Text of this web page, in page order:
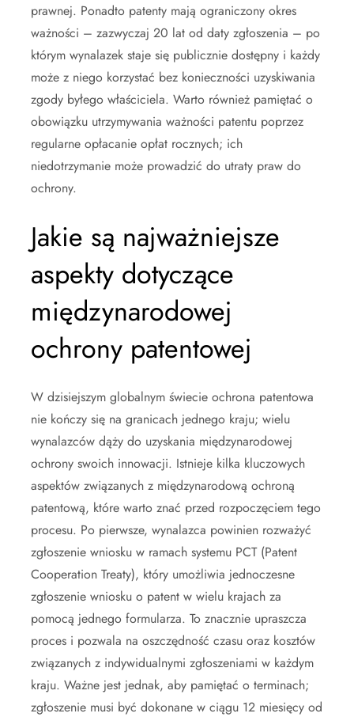
prawnej. Ponadto patenty mają ograniczony okres
ważności – zazwyczaj 20 lat od daty zgłoszenia – po
którym wynalazek staje się publicznie dostępny i każdy
może z niego korzystać bez konieczności uzyskiwania
zgody byłego właściciela. Warto również pamiętać o
obowiązku utrzymywania ważności patentu poprzez
regularne opłacanie opłat rocznych; ich
niedotrzymanie może prowadzić do utraty praw do
ochrony.
Jakie są najważniejsze
aspekty dotyczące
międzynarodowej
ochrony patentowej
W dzisiejszym globalnym świecie ochrona patentowa
nie kończy się na granicach jednego kraju; wielu
wynalazców dąży do uzyskania międzynarodowej
ochrony swoich innowacji. Istnieje kilka kluczowych
aspektów związanych z międzynarodową ochroną
patentową, które warto znać przed rozpoczęciem tego
procesu. Po pierwsze, wynalazca powinien rozważyć
zgłoszenie wniosku w ramach systemu PCT (Patent
Cooperation Treaty), który umożliwia jednoczesne
zgłoszenie wniosku o patent w wielu krajach za
pomocą jednego formularza. To znacznie upraszcza
proces i pozwala na oszczędność czasu oraz kosztów
związanych z indywidualnymi zgłoszeniami w każdym
kraju. Ważne jest jednak, aby pamiętać o terminach;
zgłoszenie musi być dokonane w ciągu 12 miesięcy od